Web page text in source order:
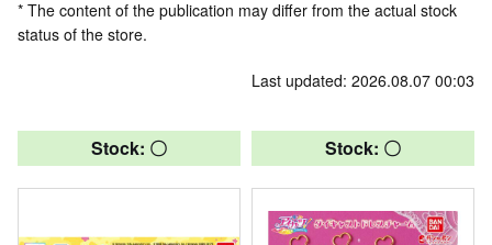
* The content of the publication may differ from the actual stock
status of the store.
Last updated: 2026.08.07 00:03
Stock: 〇 Stock: 〇